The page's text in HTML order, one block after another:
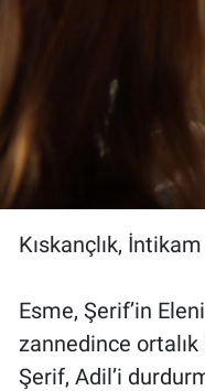
Kıskançlık,
Esme, Şerif’in
zannedince ortalık
Şerif, Adil’i